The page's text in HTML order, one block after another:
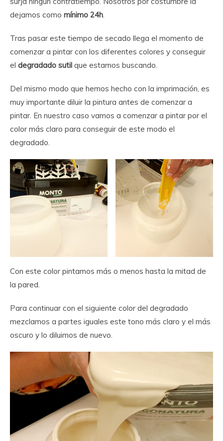
dejamos como mínimo 24h
Tras pasar este tiempo de secado llega el momento de
comenzar a pintar con los diferentes colores y conseguir
el degradado sutil que estamos buscando.
Del mismo modo que hemos hecho con la imprimación, es
muy importante diluir la pintura antes de comenzar a
pintar. En nuestro caso vamos a comenzar a pintar por el
color más claro para conseguir de este modo el
degradado.
Con este color pintamos más o menos hasta la mitad de
la pared.
Para continuar con el siguiente color del degradado
mezclamos a partes iguales este tono más claro y el más
oscuro y lo diluimos de nuevo.